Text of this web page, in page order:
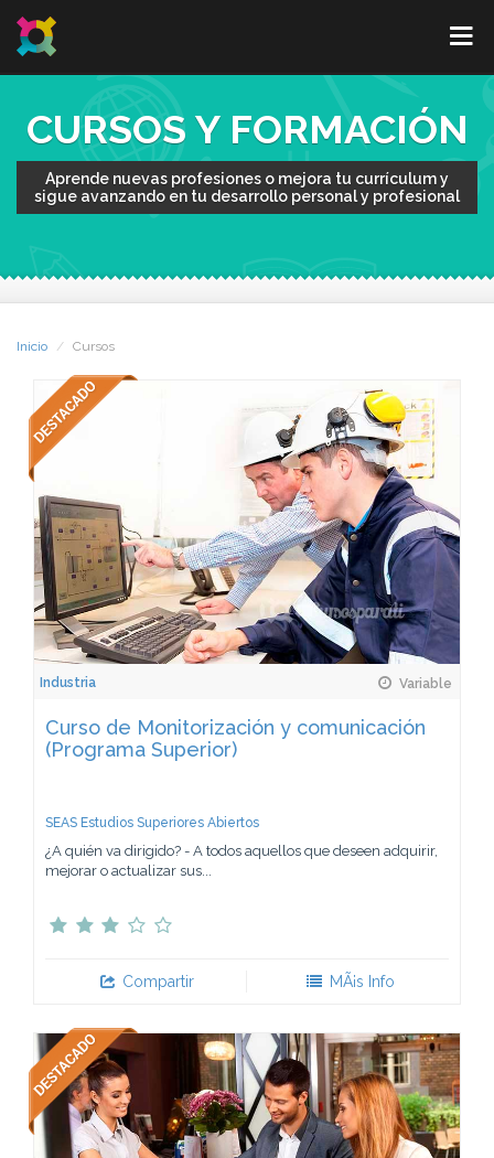
CURSOS Y FORMACIÓN
Aprende nuevas profesiones o mejora tu currículum y
sigue avanzando en tu desarrollo personal y profesional
Inicio Cursos
Industria Variable
Curso de Monitorización y comunicación
(Programa Superior)
SEAS Estudios Superiores Abiertos
¿A quién va dirigido? - A todos aquellos que deseen adquirir,
mejorar o actualizar sus...
Compartir MÃ¡s Info